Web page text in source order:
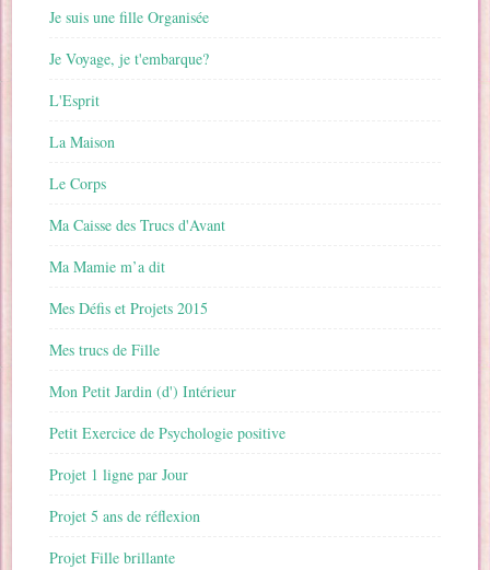
Je suis une fille Organisée
Je Voyage, je t'embarque?
L'Esprit
La Maison
Le Corps
Ma Caisse des Trucs d'Avant
Ma Mamie m’a dit
Mes Défis et Projets 2015
Mes trucs de Fille
Mon Petit Jardin (d') Intérieur
Petit Exercice de Psychologie positive
Projet 1 ligne par Jour
Projet 5 ans de réflexion
Projet Fille brillante